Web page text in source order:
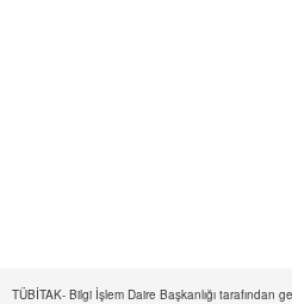
TÜBİTAK- Bilgi İşlem Daire Başkanlığı tarafından